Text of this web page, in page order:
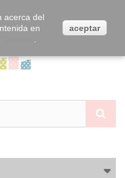
acerca del
en
aceptar